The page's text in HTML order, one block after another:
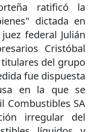
ratificó la
dictada en
federal Julián
Cristóbal
titulares del grupo
fue dispuesta
en la que se
Combustibles SA
irregular del